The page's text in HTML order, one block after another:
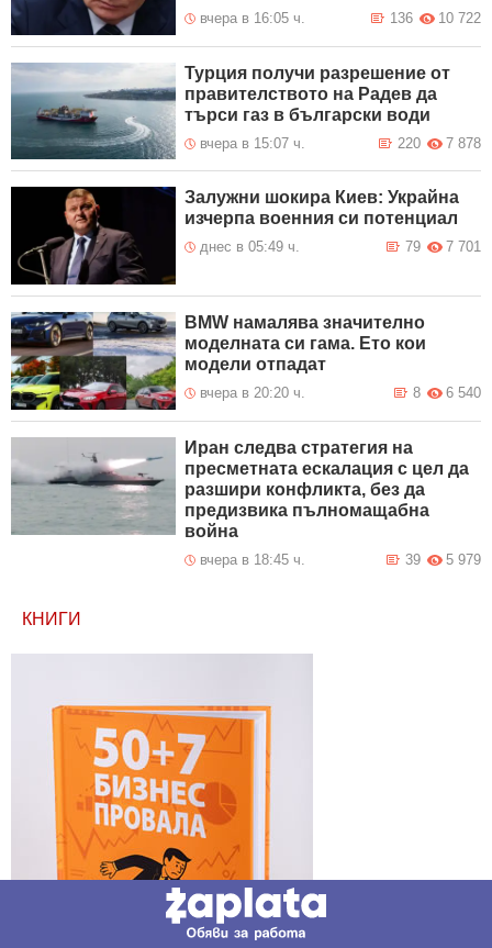
вчера в 16:05 ч. 10 722
136
Турция получи разрешение от
правителството на Радев да
търси газ в български води
вчера в 15:07 ч. 7 878
220
Залужни шокира Киев: Украйна
изчерпа военния си потенциал
днес в 05:49 ч. 7 701
79
BMW намалява значително
моделната си гама. Ето кои
модели отпадат
вчера в 20:20 ч. 6 540
8
Иран следва стратегия на
пресметната ескалация с цел да
разшири конфликта, без да
предизвика пълномащабна
война
вчера в 18:45 ч. 5 979
39
КНИГИ